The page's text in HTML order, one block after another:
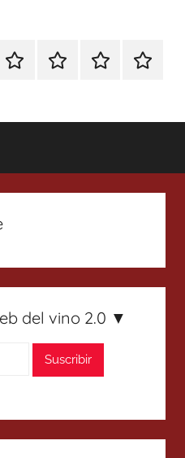
EspecialEnoturismoRanking
del vino 2.0 ▼